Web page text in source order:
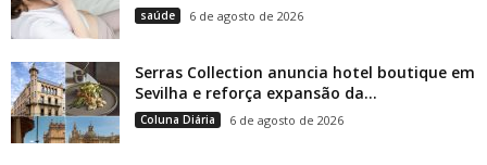
saúde 6 de agosto de 2026
Serras Collection anuncia hotel boutique em
Sevilha e reforça expansão da...
Coluna Diária 6 de agosto de 2026